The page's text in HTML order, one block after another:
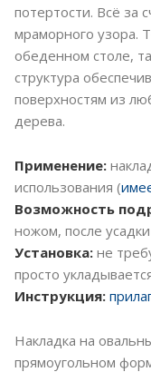
потертости. Всё за
мраморного узора.
обеденном столе,
структура
поверхностям из
дерева.
Применение:
использования (
Возможность
ножом, после
Установка: не
просто
Инструкция:
Накладка на
прямоугольном